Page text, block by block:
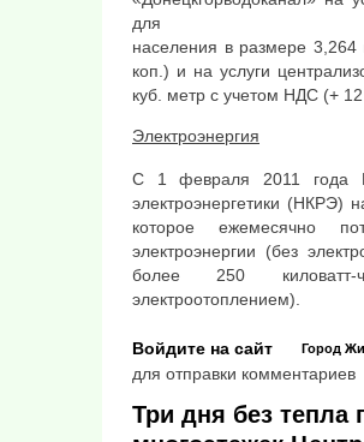
для
населения в размере
коп.) и на услуги
куб. метр с учетом НДС (+
Электроэнергия
С 1 февраля 2011 года
электроэнергетики (НКРЭ)
которое ежемесячно
электроэнергии (без
более 250
электроотоплением).
Город
Войдите на сайт
для отправки комментариев
Три дня без тепла